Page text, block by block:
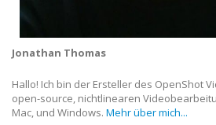
Jonathan Thomas
Hallo! Ich bin der Ersteller des OpenShot
open-source, nichtlinearen
Mac, und Windows. Mehr über mich...